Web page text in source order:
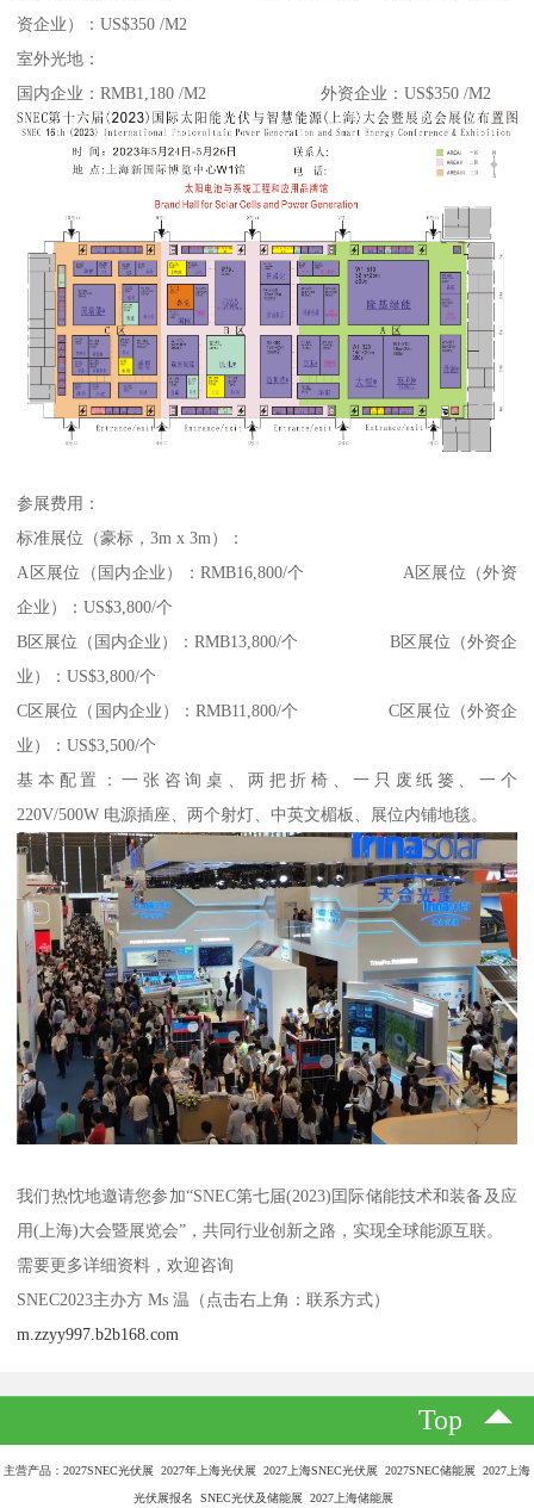
资企业）：US$350 /M2
室外光地：
国内企业：RMB1,180 /M2 外资企业：US$350 /M2
参展费用：
标准展位（豪标，3m x 3m）：
A区展位（国内企业）：RMB16,800/个 A区展位（外资
企业）：US$3,800/个
B区展位（国内企业）：RMB13,800/个 B区展位（外资企
业）：US$3,800/个
C区展位（国内企业）：RMB11,800/个 C区展位（外资企
业）：US$3,500/个
基本配置：一张咨询桌、两把折椅、一只废纸篓、一个
220V/500W 电源插座、两个射灯、中英文楣板、展位内铺地毯。
我们热忱地邀请您参加“SNEC第七届(2023)囯际储能技术和装备及应
用(上海)大会暨展览会”，共同行业创新之路，实现全球能源互联。
需要更多详细资料，欢迎咨询
SNEC2023主办方 Ms 温（点击右上角：联系方式）
m.zzyy997.b2b168.com
Top
主营产品：2027SNEC光伏展 2027年上海光伏展 2027上海SNEC光伏展 2027SNEC储能展 2027上海
光伏展报名 SNEC光伏及储能展 2027上海储能展